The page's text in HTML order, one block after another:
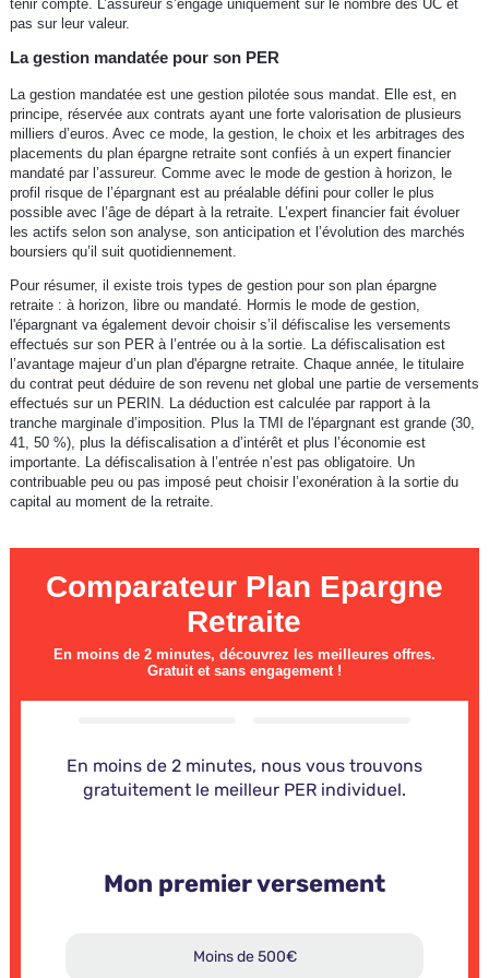
tenir compte. L’assureur s’engage uniquement sur le nombre des UC et
pas sur leur valeur.
La gestion mandatée pour son PER
La gestion mandatée est une gestion pilotée sous mandat. Elle est, en
principe, réservée aux contrats ayant une forte valorisation de plusieurs
milliers d’euros. Avec ce mode, la gestion, le choix et les arbitrages des
placements du plan épargne retraite sont confiés à un expert financier
mandaté par l’assureur. Comme avec le mode de gestion à horizon, le
profil risque de l’épargnant est au préalable défini pour coller le plus
possible avec l’âge de départ à la retraite. L’expert financier fait évoluer
les actifs selon son analyse, son anticipation et l’évolution des marchés
boursiers qu’il suit quotidiennement.
Pour résumer, il existe trois types de gestion pour son plan épargne
retraite : à horizon, libre ou mandaté. Hormis le mode de gestion,
l'épargnant va également devoir choisir s’il défiscalise les versements
effectués sur son PER à l’entrée ou à la sortie. La défiscalisation est
l’avantage majeur d’un plan d'épargne retraite. Chaque année, le titulaire
du contrat peut déduire de son revenu net global une partie de versements
effectués sur un PERIN. La déduction est calculée par rapport à la
tranche marginale d’imposition. Plus la TMI de l'épargnant est grande (30,
41, 50 %), plus la défiscalisation a d’intérêt et plus l’économie est
importante. La défiscalisation à l’entrée n’est pas obligatoire. Un
contribuable peu ou pas imposé peut choisir l’exonération à la sortie du
capital au moment de la retraite.
Comparateur Plan Epargne
Retraite
En moins de 2 minutes, découvrez les meilleures offres.
Gratuit et sans engagement !